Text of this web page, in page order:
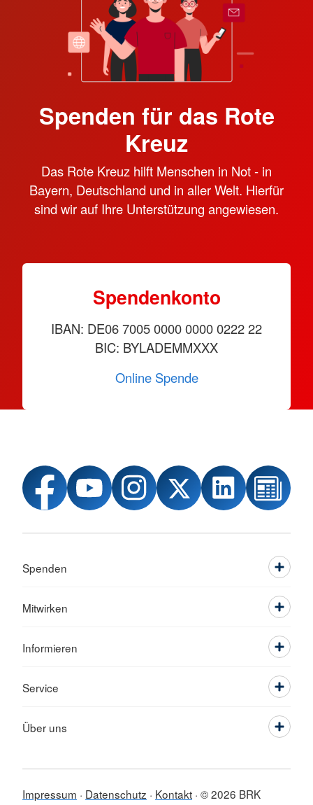
Spenden für das Rote
Kreuz
Das Rote Kreuz hilft Menschen in Not - in
Bayern, Deutschland und in aller Welt. Hierfür
sind wir auf Ihre Unterstützung angewiesen.
Spendenkonto
IBAN: DE06 7005 0000 0000 0222 22
BIC: BYLADEMMXXX
Online Spende
Spenden
Mitwirken
Informieren
Service
Über uns
Impressum Datenschutz Kontakt © 2026 BRK